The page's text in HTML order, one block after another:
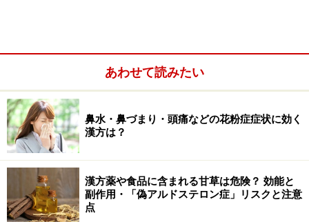
あわせて読みたい
鼻水・鼻づまり・頭痛などの花粉症症状に効く
漢方は？
漢方薬や食品に含まれる甘草は危険？ 効能と
副作用・「偽アルドステロン症」リスクと注意
点